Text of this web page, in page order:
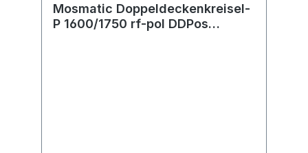
Mosmatic Doppeldeckenkreisel-
P 1600/1750 rf-pol DDPos